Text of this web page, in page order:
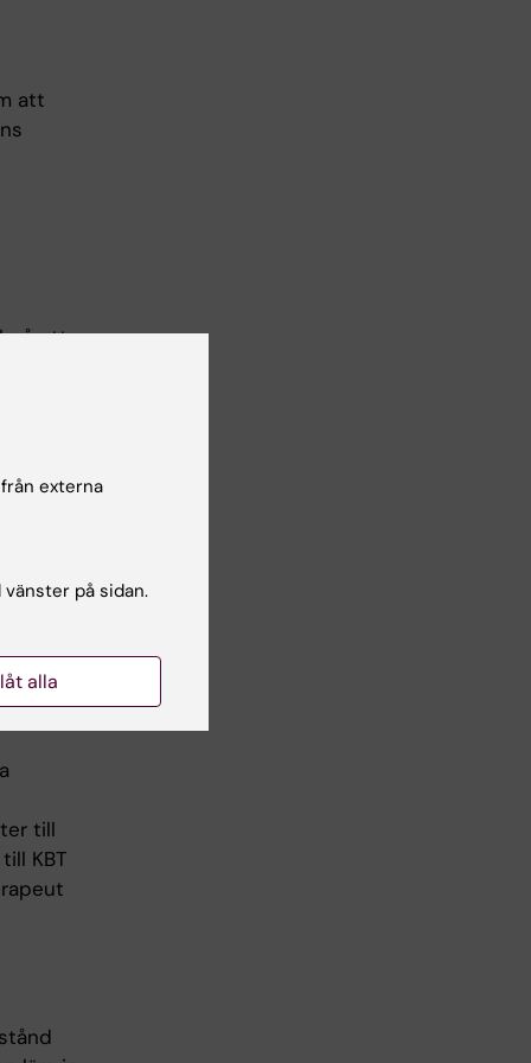
att
på ett
i
på
andra
till
KBT
externa
på sidan.
alla